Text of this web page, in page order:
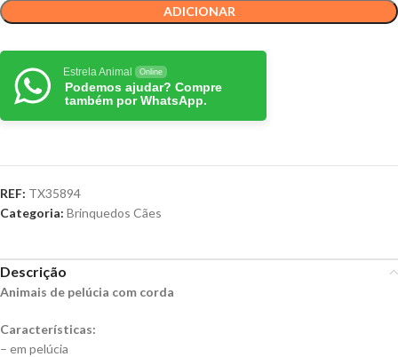
ADICIONAR
Estrela Animal Online
Podemos ajudar? Compre
também por WhatsApp.
REF: TX35894
Categoria: Brinquedos Cães
Descrição
Animais de pelúcia com corda
Características:
– em pelúcia